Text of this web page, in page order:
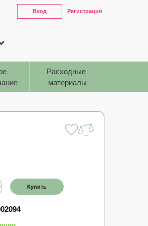
Вход Регистрация
Расходные
материалы
Купить